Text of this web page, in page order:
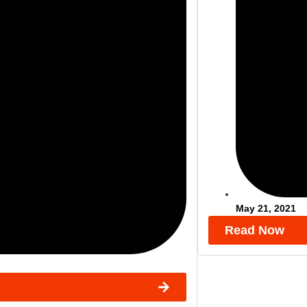
May 21, 2021
Read Now